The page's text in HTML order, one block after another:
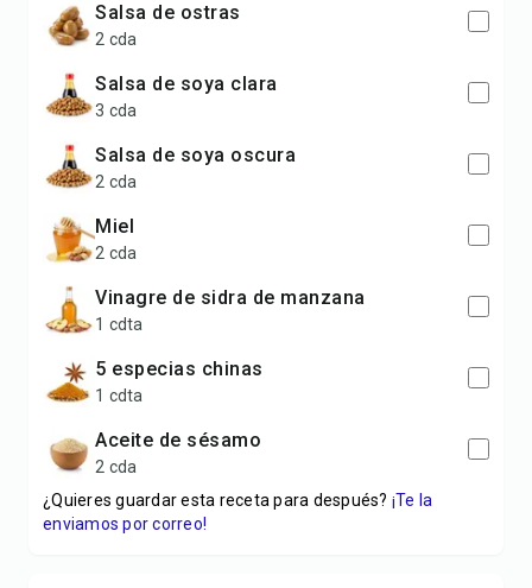
salsa de ostras
2 cda
salsa de soya clara
3 cda
salsa de soya oscura
2 cda
miel
2 cda
vinagre de sidra de manzana
1 cdta
5 especias chinas
1 cdta
aceite de sésamo
2 cda
¿Quieres guardar esta receta para después? ¡Te la
enviamos por correo!